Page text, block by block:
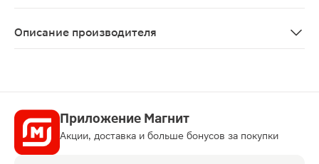
Описание производителя
Приложение Магнит
Акции, доставка и больше бонусов за покупки